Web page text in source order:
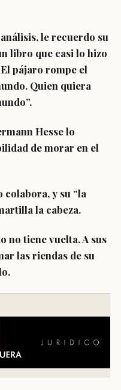
le recuerdo su
libro que casi lo hizo
pájaro rompe el
Quien quiera
Hesse lo
de morar en el
colabora, y su “la
la cabeza.
no tiene vuelta. A sus
las riendas de su